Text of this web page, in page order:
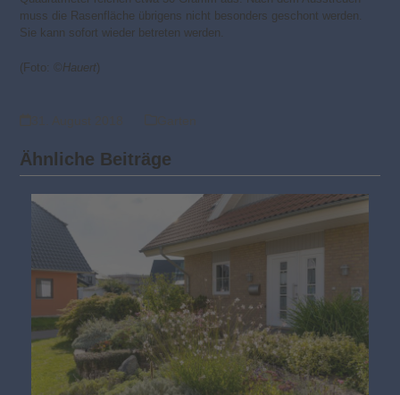
muss die Rasenfläche übrigens nicht besonders geschont werden.
Sie kann sofort wieder betreten werden.
(Foto: © Hauert)
Ähnliche Beiträge